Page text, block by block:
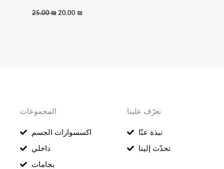
25.00₪ 20.00 ₪
المجموعات
اكسسوارات الجسم
داخلي
بجامات
تعرّف علينا
نبذة عنّا
تحدّث إلينا